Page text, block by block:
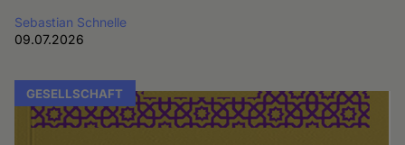
Sebastian Schnelle
09.07.2026
GESELLSCHAFT